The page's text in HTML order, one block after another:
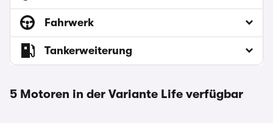
Fahrwerk
Tankerweiterung
5 Motoren in der Variante Life verfügbar